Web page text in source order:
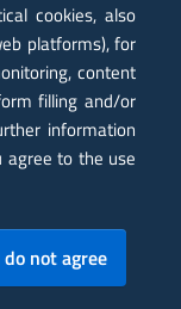
cookies, also
platforms), for
content
filling and/or
information
agree to the use
do not agree